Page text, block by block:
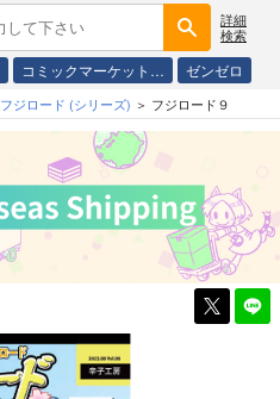
詳細
検索
コミックマーケット… ゼンゼロ
フジロード (シリーズ) フジロード９